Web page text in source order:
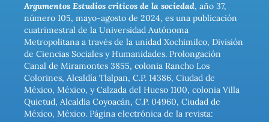
Argumentos Estudios críticos de la sociedad, año 37,
número 105, mayo-agosto de 2024, es una publicación
cuatrimestral de la Universidad Autónoma
Metropolitana a través de la unidad Xochimilco, División
de Ciencias Sociales y Humanidades. Prolongación
Canal de Miramontes 3855, colonia Rancho Los
Colorines, Alcaldía Tlalpan, C.P. 14386, Ciudad de
México, México, y Calzada del Hueso 1100, colonia Villa
Quietud, Alcaldía Coyoacán, C.P. 04960, Ciudad de
México, México. Página electrónica de la revista: